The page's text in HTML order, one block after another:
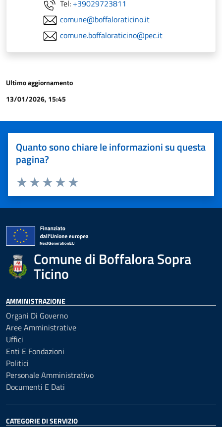
Tel: +39029723811
comune@boffaloraticino.it
comune.boffaloraticino@pec.it
Ultimo aggiornamento
13/01/2026, 15:45
Quanto sono chiare le informazioni su questa
pagina?
Valuta 5 stelle su 5
Valuta 4 stelle su 5
Valuta 3 stelle su 5
Valuta 2 stelle su 5
Valuta 1 stelle su 5
Comune di Boffalora Sopra
Ticino
AMMINISTRAZIONE
Organi Di Governo
Aree Amministrative
Uffici
Enti E Fondazioni
Politici
Personale Amministrativo
Documenti E Dati
CATEGORIE DI SERVIZIO